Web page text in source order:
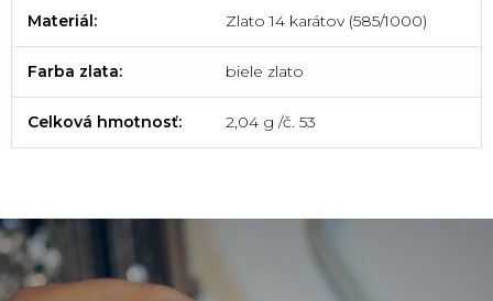
Materiál: Zlato 14 karátov (585/1000)
Farba zlata: biele zlato
Celková hmotnosť: 2,04 g /č. 53